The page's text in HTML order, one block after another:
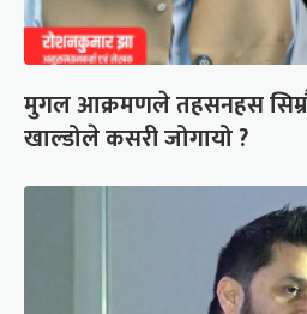
मुगल आक्रमणले तहसनहस
खाल्डोले कसरी जोगायो ?